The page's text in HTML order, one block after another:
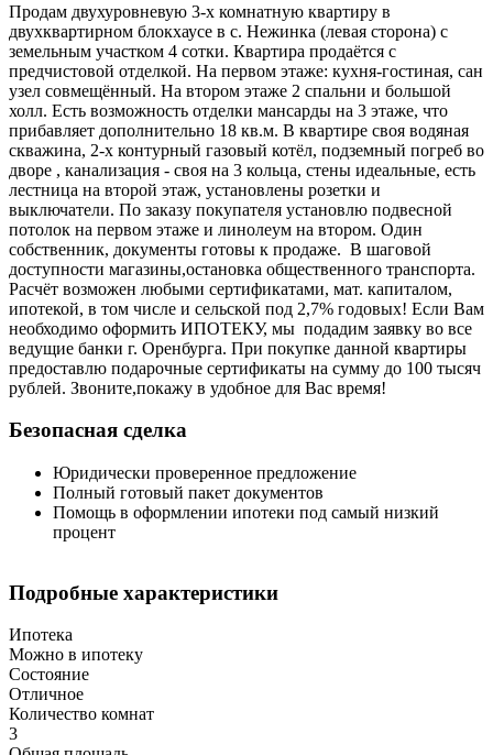
Продам двухуровневую 3-х комнатную квартиру в
двухквартирном блокхаусе в с. Нежинка (левая сторона) с
земельным участком 4 сотки. Квартира продаётся с
предчистовой отделкой. На первом этаже: кухня-гостиная, сан
узел совмещённый. На втором этаже 2 спальни и большой
холл. Есть возможность отделки мансарды на 3 этаже, что
прибавляет дополнительно 18 кв.м. В квартире своя водяная
скважина, 2-х контурный газовый котёл, подземный погреб во
дворе , канализация - своя на 3 кольца, стены идеальные, есть
лестница на второй этаж, установлены розетки и
выключатели. По заказу покупателя установлю подвесной
потолок на первом этаже и линолеум на втором. Один
собственник, документы готовы к продаже. В шаговой
доступности магазины,остановка общественного транспорта.
Расчёт возможен любыми сертификатами, мат. капиталом,
ипотекой, в том числе и сельской под 2,7% годовых! Если Вам
необходимо оформить ИПОТЕКУ, мы подадим заявку во все
ведущие банки г. Оренбурга. При покупке данной квартиры
предоставлю подарочные сертификаты на сумму до 100 тысяч
рублей. Звоните,покажу в удобное для Вас время!
Безопасная сделка
Юридически проверенное предложение
Полный готовый пакет документов
Помощь в оформлении ипотеки под самый низкий
процент
Подробные характеристики
Ипотека
Можно в ипотеку
Состояние
Отличное
Количество комнат
3